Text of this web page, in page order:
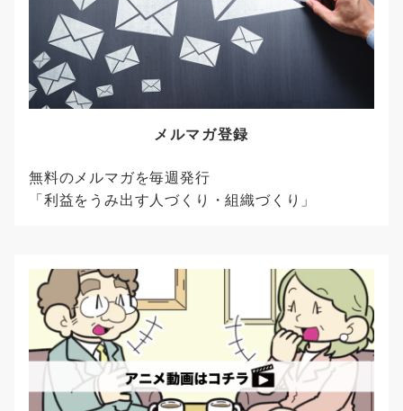
メルマガ登録
無料のメルマガを毎週発行
「利益をうみ出す人づくり・組織づくり」